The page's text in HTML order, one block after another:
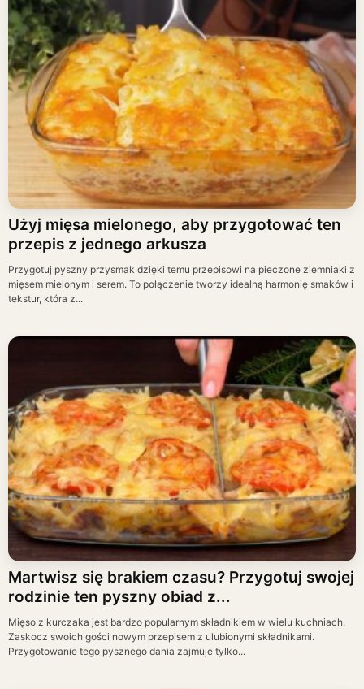
Użyj mięsa mielonego, aby przygotować ten
przepis z jednego arkusza
Przygotuj pyszny przysmak dzięki temu przepisowi na pieczone ziemniaki z
mięsem mielonym i serem. To połączenie tworzy idealną harmonię smaków i
tekstur, która z...
Martwisz się brakiem czasu? Przygotuj swojej
rodzinie ten pyszny obiad z...
Mięso z kurczaka jest bardzo popularnym składnikiem w wielu kuchniach.
Zaskocz swoich gości nowym przepisem z ulubionymi składnikami.
Przygotowanie tego pysznego dania zajmuje tylko...